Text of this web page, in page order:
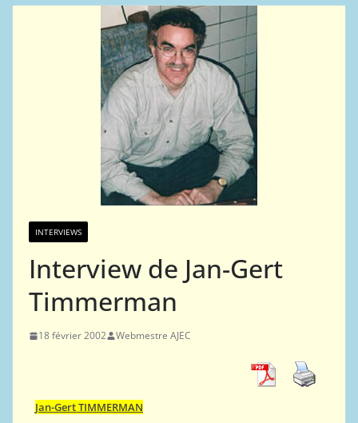
INTERVIEWS
Interview de Jan-Gert
Timmerman
18 février 2002 Webmestre AJEC
Jan-Gert TIMMERMAN